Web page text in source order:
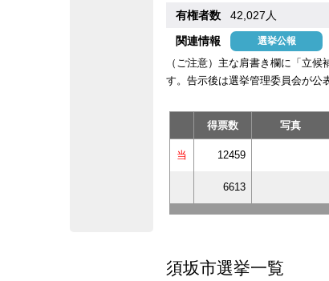
有権者数
42,027人
関連情報
選挙公報
（ご注意）主な肩書き欄に「立
す。告示後は選挙管理委員会が公
得票数
写真
当 12459
6613
須坂市選挙一覧